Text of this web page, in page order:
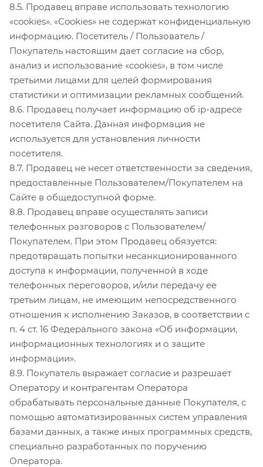
8.5. Продавец вправе использовать технологию
«cookies». «Cookies» не содержат конфиденциальную
информацию. Посетитель / Пользователь /
Покупатель настоящим дает согласие на сбор,
анализ и использование «cookies», в том числе
третьими лицами для целей формирования
статистики и оптимизации рекламных сообщений.
8.6. Продавец получает информацию об ip-адресе
посетителя Сайта. Данная информация не
используется для установления личности
посетителя.
8.7. Продавец не несет ответственности за сведения,
предоставленные Пользователем/Покупателем на
Сайте в общедоступной форме.
8.8. Продавец вправе осуществлять записи
телефонных разговоров с Пользователем/
Покупателем. При этом Продавец обязуется:
предотвращать попытки несанкционированного
доступа к информации, полученной в ходе
телефонных переговоров, и/или передачу ее
третьим лицам, не имеющим непосредственного
отношения к исполнению Заказов, в соответствии с
п. 4 ст. 16 Федерального закона «Об информации,
информационных технологиях и о защите
информации».
8.9. Покупатель выражает согласие и разрешает
Оператору и контрагентам Оператора
обрабатывать персональные данные Покупателя, с
помощью автоматизированных систем управления
базами данных, а также иных программных средств,
специально разработанных по поручению
Оператора.